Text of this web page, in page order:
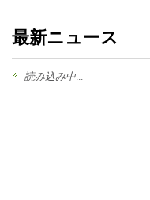
最新ニュース
読み込み中...